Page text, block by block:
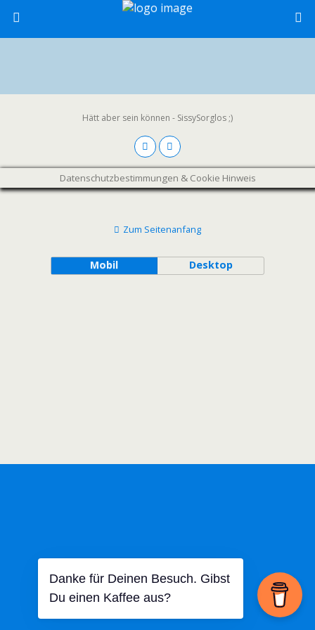
Hätt aber sein können - SissySorglos ;)
Datenschutzbestimmungen & Cookie Hinweis
Zum Seitenanfang
Mobil Desktop
Danke für Deinen Besuch. Gibst
Du einen Kaffee aus?